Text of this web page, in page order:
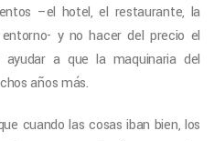
–el hotel, el restaurante, la
y no hacer del precio el
a que la maquinaria del
años más.
cuando las cosas iban bien, los